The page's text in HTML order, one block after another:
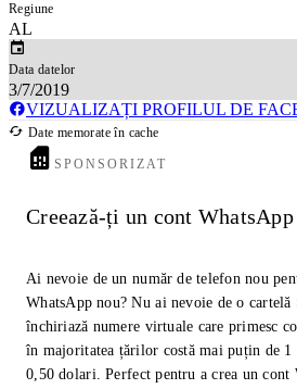
Regiune
AL
Data datelor
3/7/2019
VIZUALIZAȚI PROFILUL DE
Date memorate în cache
SPONSORIZAT
Creează-ți un cont
Ai nevoie de un număr de telefon nou
WhatsApp nou? Nu ai nevoie de o
închiriază numere virtuale care primesc
în majoritatea țărilor costă mai puțin de
0,50 dolari. Perfect pentru a crea un cont